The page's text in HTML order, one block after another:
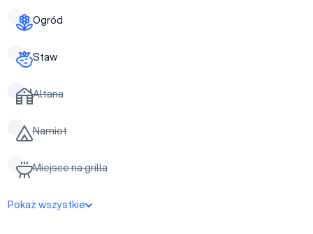
Ogród
Staw
Altana
Namiot
Miejsce na grilla
Pokaż wszystkie